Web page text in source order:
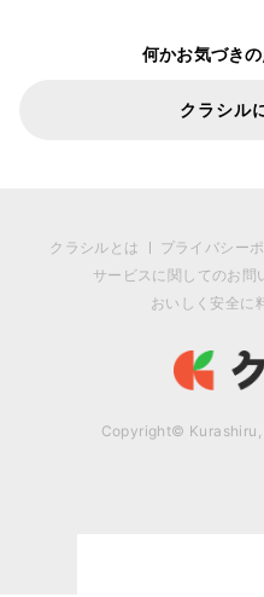
何かお気づき
クラシル
クラシルとは プライバシー
サービスに関してのお問
おいしく安全に
Copyright© Kurashiru,